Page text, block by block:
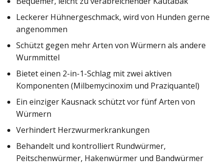
Leckerer Hühnergeschmack, wird von Hunden gerne
angenommen
Schützt gegen mehr Arten von Würmern als andere
Wurmmittel
Bietet einen 2-in-1-Schlag mit zwei aktiven
Komponenten (Milbemycinoxim und Praziquantel)
Ein einziger Kausnack schützt vor fünf Arten von
Würmern
Verhindert Herzwurmerkrankungen
Behandelt und kontrolliert Rundwürmer,
Peitschenwürmer, Hakenwürmer und Bandwürmer